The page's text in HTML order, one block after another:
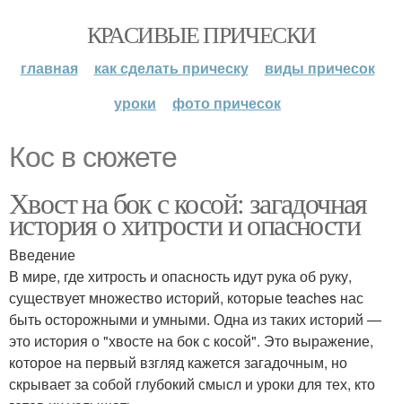
КРАСИВЫЕ ПРИЧЕСКИ
главная как сделать прическу
виды причесок
уроки
фото причесок
Кос в сюжете
Хвост на бок с косой: загадочная
история о хитрости и опасности
Введение
В мире, где хитрость и опасность идут рука об руку,
существует множество историй, которые teaches нас
быть осторожными и умными. Одна из таких историй —
это история о "хвосте на бок с косой". Это выражение,
которое на первый взгляд кажется загадочным, но
скрывает за собой глубокий смысл и уроки для тех, кто